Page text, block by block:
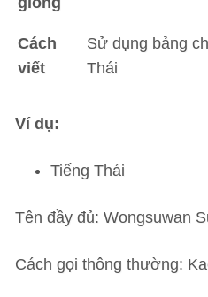
Cách
viết
Sử dụng bảng
Thái
Ví dụ:
Tiếng Thái
Tên đầy đủ: Wongsuwan
Cách gọi thông thường: